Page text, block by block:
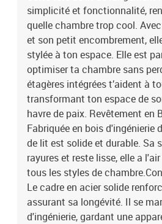
rangement. Tu peux facilement garder
essentiels du soir à portée de main,
plus pratique.Aesthetic Contemporain :
tête de lit s'accorde aussi bien aux
traditionnels, offrant une image
un ajout polyvalent à tout
belle est super simple ; il suffit de
Évite les nettoyants forts pour la garder
idée de fixer les meubles hauts au mur
basculement. Couleur: Chêne
d'ingénierieMatériau du cadre du
globales: 180 x 15 x 98 cm (L x l x
stockageavec station de
OuiContenant de la livraison:1 x tête
8721288744500SKU: 859655Brand:
simplicité et fonctionnalité,
quelle chambre trop cool.
et son petit encombrement,
stylée à ton espace. Elle est
optimiser ta chambre sans
étagères intégrées t’aident à
transformant ton espace de
havre de paix. Revêtement en
Fabriquée en bois d'ingénierie
de lit est solide et durable. Sa
rayures et reste lisse, elle a
tous les styles de
Le cadre en acier solide
assurant sa longévité. Il se
d'ingénierie, gardant une